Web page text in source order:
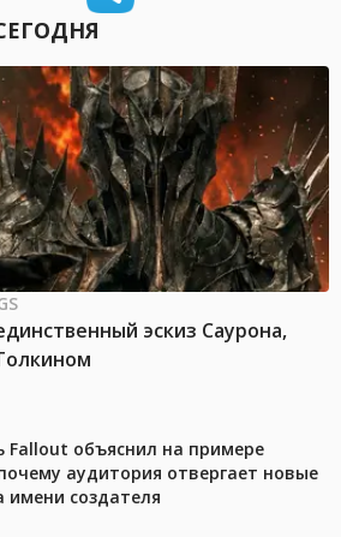
эскиз Саурона,
Fallout объяснил на примере
аудитория отвергает новые
имени создателя